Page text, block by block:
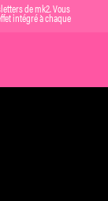
de mk2. Vous
intégré à chaque